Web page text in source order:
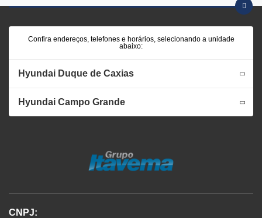
Confira endereços, telefones e horários, selecionando a unidade
abaixo:
Hyundai Duque de Caxias
Hyundai Campo Grande
CNPJ: